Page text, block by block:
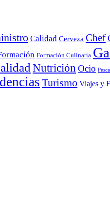
Calidad Cerveza Chef
Formación Culinaria
Nutrición Ocio
Turismo Viajes y